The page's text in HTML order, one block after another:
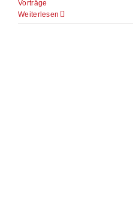
Vorträge
Weiterlesen